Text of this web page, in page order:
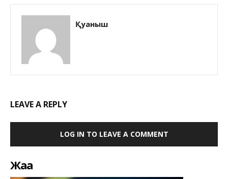
Қуаныш
LEAVE A REPLY
LOG IN TO LEAVE A COMMENT
Жаңа